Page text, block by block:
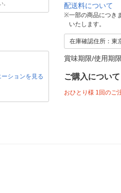
。
ションを見る
配送料について
※一部の商品につき
いたします。
在庫確認住所：東
賞味期限/使用期
ご購入について
おひとり様 1回のご